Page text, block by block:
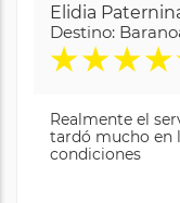
Elidia
Destino:
★★★★
Realmente el
tardó mucho en
condiciones